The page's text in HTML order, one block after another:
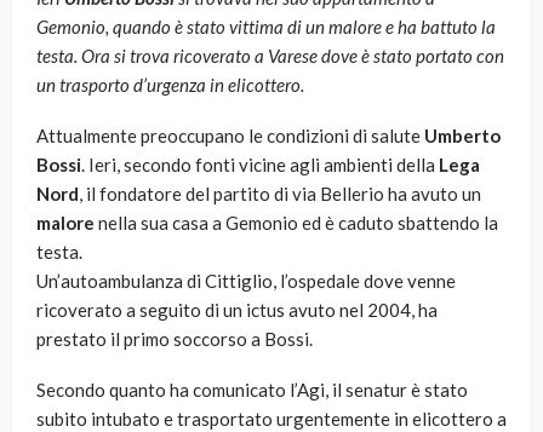
Gemonio, quando è stato vittima di un malore e ha battuto la
testa. Ora si trova ricoverato a Varese dove è stato portato con
un trasporto d’urgenza in elicottero.
Attualmente preoccupano le condizioni di salute Umberto
Bossi. Ieri, secondo fonti vicine agli ambienti della Lega
Nord, il fondatore del partito di via Bellerio ha avuto un
malore nella sua casa a Gemonio ed è caduto sbattendo la
testa.
Un’autoambulanza di Cittiglio, l’ospedale dove venne
ricoverato a seguito di un ictus avuto nel 2004, ha
prestato il primo soccorso a Bossi.
Secondo quanto ha comunicato l’Agi, il senatur è stato
subito intubato e trasportato urgentemente in elicottero a